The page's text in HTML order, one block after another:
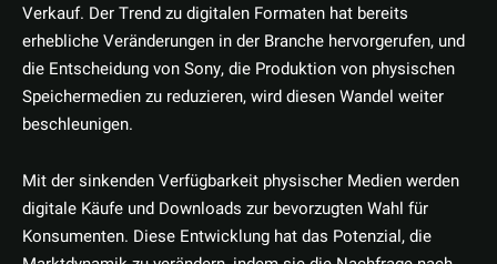
Verkauf. Der Trend zu digitalen Formaten hat bereits
erhebliche Veränderungen in der Branche hervorgerufen, und
die Entscheidung von Sony, die Produktion von physischen
Speichermedien zu reduzieren, wird diesen Wandel weiter
beschleunigen.
Mit der sinkenden Verfügbarkeit physischer Medien werden
digitale Käufe und Downloads zur bevorzugten Wahl für
Konsumenten. Diese Entwicklung hat das Potenzial, die